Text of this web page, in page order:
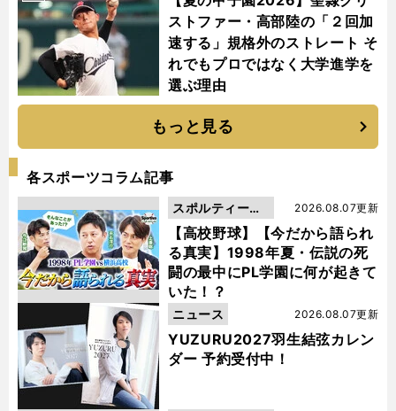
ストファー・高部陸の「２回加
速する」規格外のストレート そ
れでもプロではなく大学進学を
選ぶ理由
もっと見る
各スポーツコラム記事
【高校野球】【今だから語られ
る真実】1998年夏・伝説の死
闘の最中にPL学園に何が起きて
いた！？
2026.08.07更新
スポルティーバ
動画
YUZURU2027羽生結弦カレン
ダー 予約受付中！
2026.08.07更新
ニュース